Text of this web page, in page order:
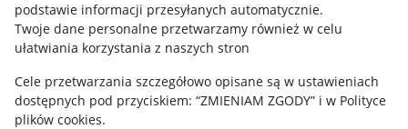
podstawie informacji przesyłanych automatycznie.
Twoje dane personalne przetwarzamy również w celu
ułatwiania korzystania z naszych stron
Cele przetwarzania szczegółowo opisane są w ustawieniach
dostępnych pod przyciskiem: “ZMIENIAM ZGODY” i w Polityce
plików cookies.
Polityka plików "cookies"
Ustawienia plików "cookies"
Udostępnianie lokalizacji
Informacje dla Aktu o Usługach Cyfrowych